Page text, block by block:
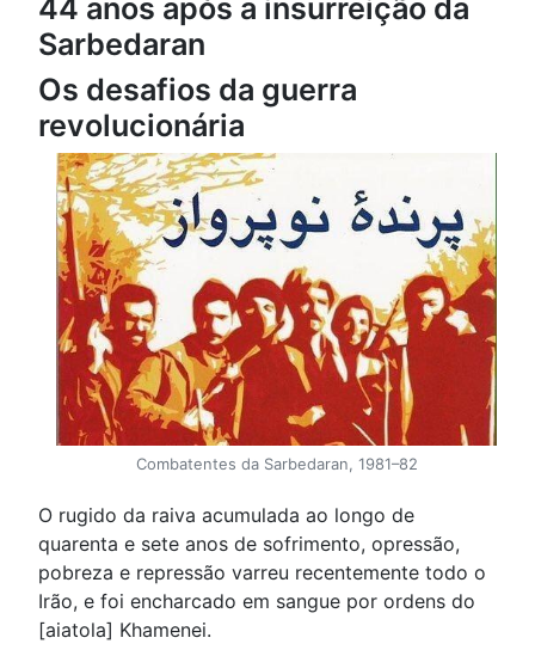
44 anos após a insurreição da
Sarbedaran
Os desafios da guerra
revolucionária
Combatentes da Sarbedaran, 1981–82
O rugido da raiva acumulada ao longo de
quarenta e sete anos de sofrimento, opressão,
pobreza e repressão varreu recentemente todo o
Irão, e foi encharcado em sangue por ordens do
[aiatola] Khamenei.